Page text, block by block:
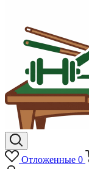
Отложенные 0